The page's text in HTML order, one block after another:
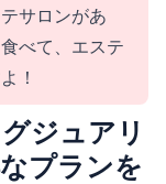
サロンがあ
べて、エステ
！
ジュアリ
プランを